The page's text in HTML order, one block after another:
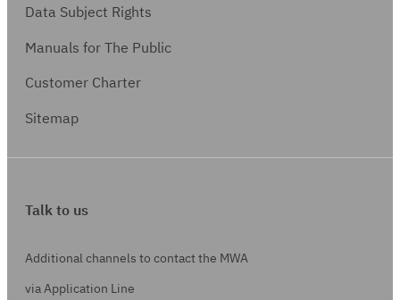
Data Subject Rights
Manuals for The Public
Customer Charter
Sitemap
Talk to us
Additional channels to contact the MWA
via Application Line